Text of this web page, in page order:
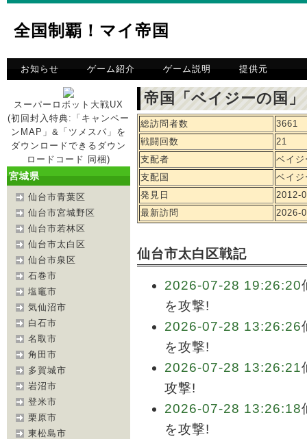
全国制覇！マイ帝国
お知らせ ゲーム紹介 ゲーム説明 提供元
スーパーロボット大戦UX
(初回封入特典:「キャンペー
ンMAP」&「ツメスパ」を
ダウンロードできるダウン
ロードコード 同梱)
宮城県
仙台市青葉区
仙台市宮城野区
仙台市若林区
仙台市太白区
仙台市泉区
石巻市
塩竈市
気仙沼市
白石市
名取市
角田市
多賀城市
岩沼市
登米市
栗原市
東松島市
帝国「ベイジーの国
総訪問者数
3661
戦闘回数
21
支配者
ベイジ
支配国
ベイ
発見日
2012-
最新訪問
2026-
仙台市太白区戦記
2026-07-28 19:26:20
を攻撃!
2026-07-28 13:26:26
を攻撃!
2026-07-28 13:26:21
攻撃!
2026-07-28 13:26:18
を攻撃!